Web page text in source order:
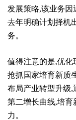
发展策略,该业务
去年明确计划择机
务。
值得注意的是,优化
抢抓国家培育新质
布局产业转型升级,
第二增长曲线,培育
力。